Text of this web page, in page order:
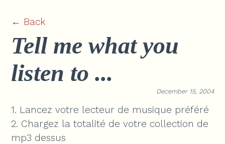
← Back
Tell me what you
listen to ...
December 15, 2004
1. Lancez votre lecteur de musique préféré
2. Chargez la totalité de votre collection de
mp3 dessus